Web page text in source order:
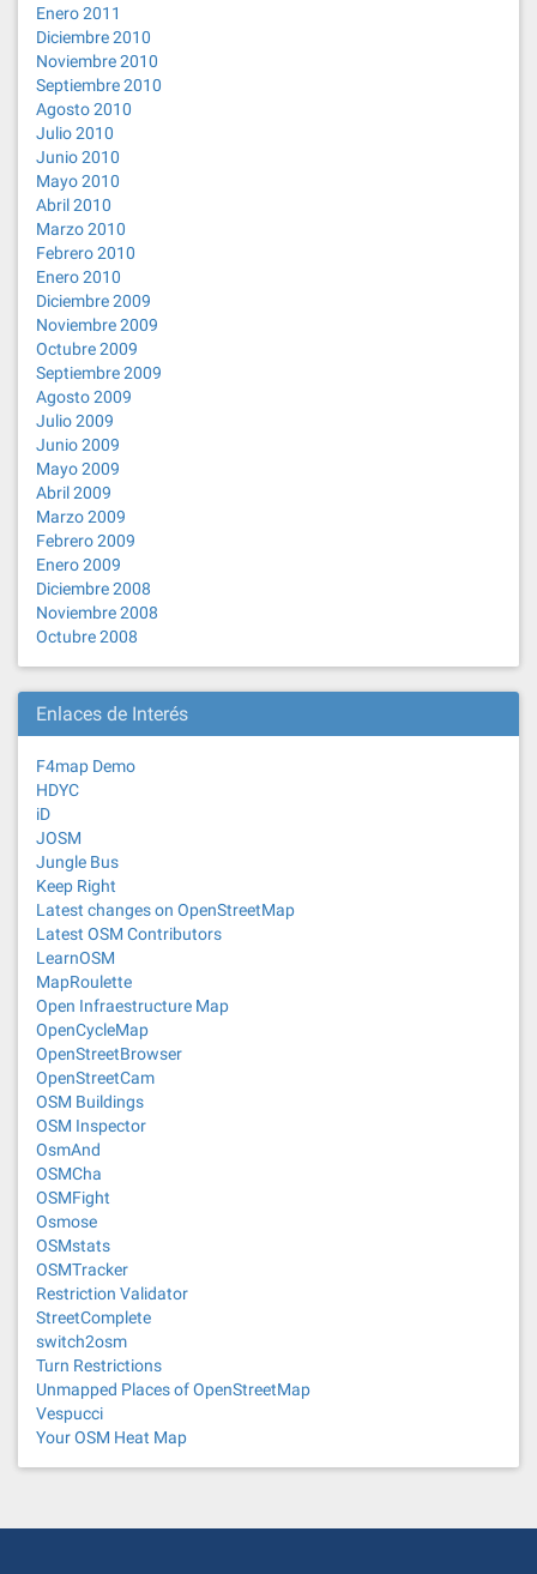
Enero 2011
Diciembre 2010
Noviembre 2010
Septiembre 2010
Agosto 2010
Julio 2010
Junio 2010
Mayo 2010
Abril 2010
Marzo 2010
Febrero 2010
Enero 2010
Diciembre 2009
Noviembre 2009
Octubre 2009
Septiembre 2009
Agosto 2009
Julio 2009
Junio 2009
Mayo 2009
Abril 2009
Marzo 2009
Febrero 2009
Enero 2009
Diciembre 2008
Noviembre 2008
Octubre 2008
Enlaces de Interés
F4map Demo
HDYC
iD
JOSM
Jungle Bus
Keep Right
Latest changes on OpenStreetMap
Latest OSM Contributors
LearnOSM
MapRoulette
Open Infraestructure Map
OpenCycleMap
OpenStreetBrowser
OpenStreetCam
OSM Buildings
OSM Inspector
OsmAnd
OSMCha
OSMFight
Osmose
OSMstats
OSMTracker
Restriction Validator
StreetComplete
switch2osm
Turn Restrictions
Unmapped Places of OpenStreetMap
Vespucci
Your OSM Heat Map